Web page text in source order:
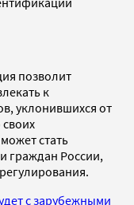
позволит
к
уклонившихся от
стать
граждан России,
с зарубежными